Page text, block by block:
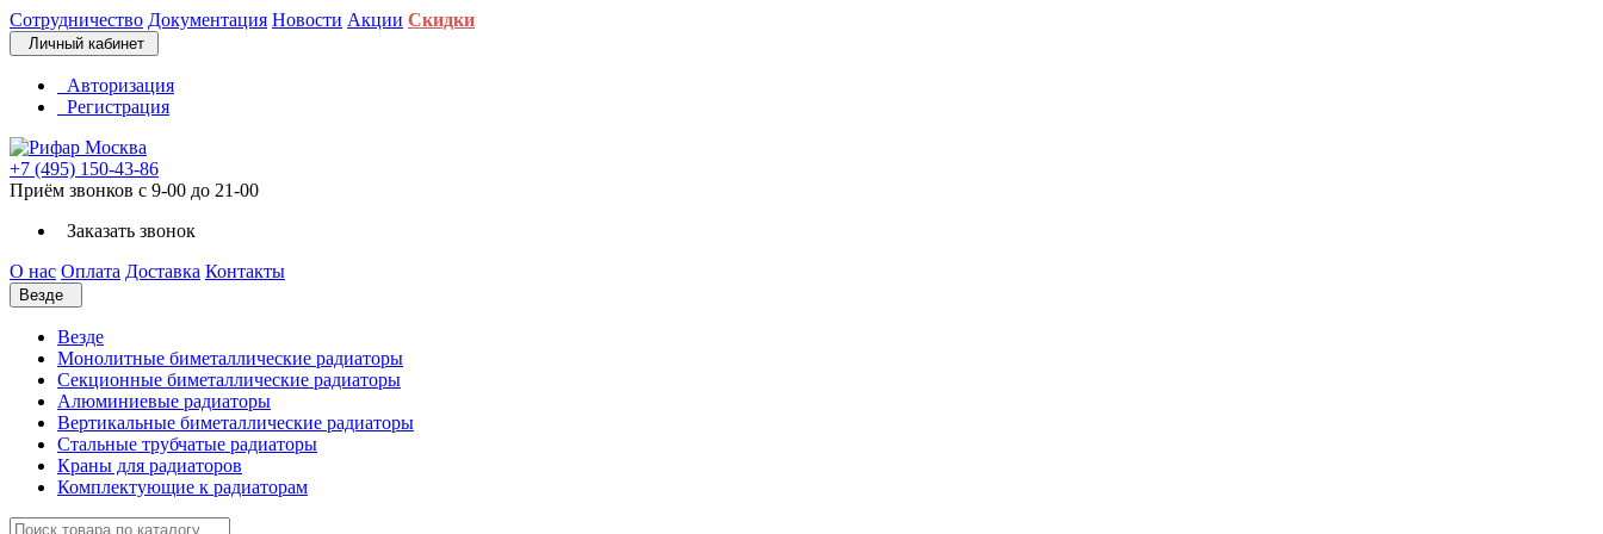
Сотрудничество Документация Новости Акции Скидки
Личный кабинет
Авторизация
Регистрация
+7 (495) 150-43-86
Приём звонков с 9-00 до 21-00
Заказать звонок
О нас Оплата Доставка Контакты
Везде
Везде
Монолитные биметаллические радиаторы
Секционные биметаллические радиаторы
Алюминиевые радиаторы
Вертикальные биметаллические радиаторы
Стальные трубчатые радиаторы
Краны для радиаторов
Комплектующие к радиаторам